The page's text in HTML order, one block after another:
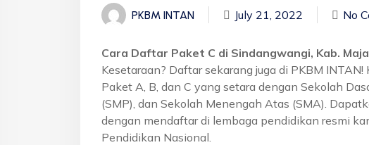
PKBM INTAN July 21, 2022 No
Cara Daftar Paket C di Sindangwangi, Kab.
Kesetaraan? Daftar sekarang juga di PKBM
Paket A, B, dan C yang setara dengan Sekolah
(SMP), dan Sekolah Menengah Atas (SMA).
dengan mendaftar di lembaga pendidikan resmi
Pendidikan Nasional.